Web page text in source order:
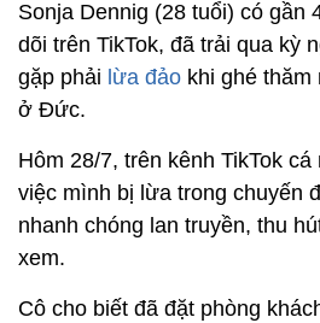
Sonja Dennig (28 tuổi) có gần
dõi trên TikTok, đã trải qua kỳ
gặp phải lừa đảo khi ghé thăm
ở Đức.
Hôm 28/7, trên kênh TikTok
việc mình bị lừa trong chuyến
nhanh chóng lan truyền, thu
xem.
Cô cho biết đã đặt phòng